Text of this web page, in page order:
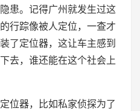
患。记得广州就发生过这
行踪像被人定位，一查才
了定位器，这让车主感到
去，谁还能在这个社会上
位器，比如私家侦探为了